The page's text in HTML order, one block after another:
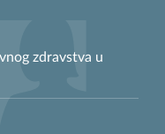
zdravstva u